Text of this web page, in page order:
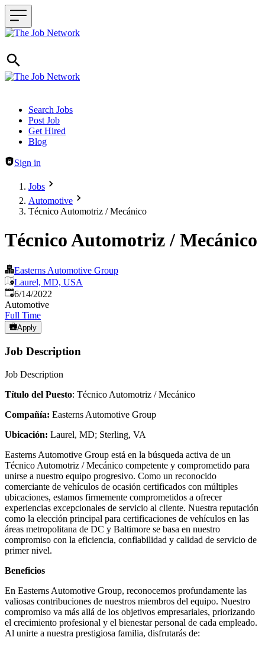
Header navigation
Search Jobs
Post Job
Get Hired
Blog
Sign in
Jobs
Automotive
Técnico Automotriz / Mecánico
Técnico Automotriz / Mecánico
Easterns Automotive Group
Laurel, MD, USA
Published:
6/14/2022
Automotive
Full Time
Apply
Job Description
Job Description
Título del Puesto: Técnico Automotriz / Mecánico
Compañía: Easterns Automotive Group
Ubicación: Laurel, MD; Sterling, VA
Easterns Automotive Group está en la búsqueda activa de un
Técnico Automotriz / Mecánico competente y comprometido para
unirse a nuestro equipo progresivo. Como un reconocido
comerciante de vehículos de ocasión certificados con múltiples
ubicaciones, estamos firmemente comprometidos a ofrecer
experiencias excepcionales de servicio al cliente. Nuestra reputación
como la elección principal para certificaciones de vehículos en las
áreas metropolitana de DC y Baltimore se basa en nuestro
compromiso con la eficiencia, confiabilidad y calidad de servicio de
primer nivel.
Beneficios
En Easterns Automotive Group, reconocemos profundamente las
valiosas contribuciones de nuestros miembros del equipo. Nuestro
compromiso va más allá de los objetivos empresariales, priorizando
el crecimiento profesional y el bienestar personal de cada empleado.
Al unirte a nuestra prestigiosa familia, disfrutarás de: